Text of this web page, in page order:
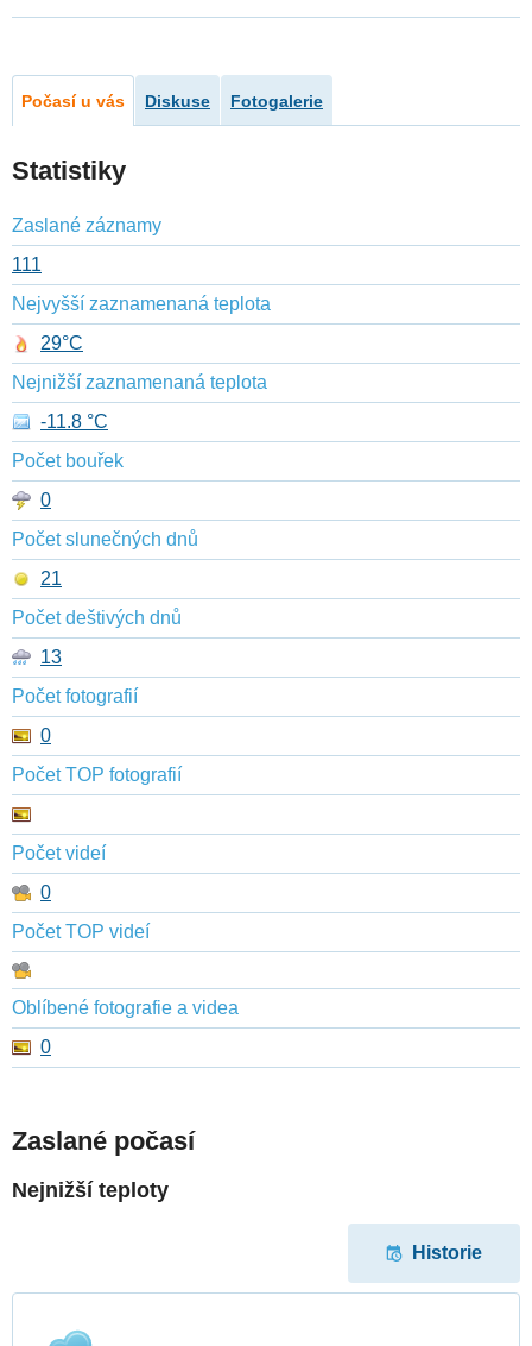
Počasí u vás Diskuse Fotogalerie
Statistiky
Zaslané záznamy
111
Nejvyšší zaznamenaná teplota
29°C
Nejnižší zaznamenaná teplota
-11.8 °C
Počet bouřek
0
Počet slunečných dnů
21
Počet deštivých dnů
13
Počet fotografií
0
Počet TOP fotografií
Počet videí
0
Počet TOP videí
Oblíbené fotografie a videa
0
Zaslané počasí
Nejnižší teploty
Historie